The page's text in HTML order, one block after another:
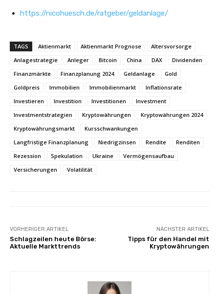
https://nicohuesch.de/ratgeber/geldanlage/
TAGS Aktienmarkt Aktienmarkt Prognose
Altersvorsorge
Anlagestrategie
Anleger Bitcoin China DAX
Dividenden
Finanzmärkte
Finanzplanung 2024 Geldanlage
Gold
Goldpreis
Immobilien Immobilienmarkt
Inflationsrate
Investieren
Investition Investitionen
Investment
Investmentstrategien
Kryptowährungen
Kryptowährungen 2024
Kryptowährungsmarkt
Kursschwankungen
Langfristige Finanzplanung
Niedrigzinsen Rendite
Renditen
Rezession
Spekulation Ukraine
Vermögensaufbau
Versicherungen
Volatilität
VORHERIGER ARTIKEL
Schlagzeilen heute Börse:
Aktuelle Markttrends
NÄCHSTER ARTIKEL
Tipps für den Handel mit
Kryptowährungen